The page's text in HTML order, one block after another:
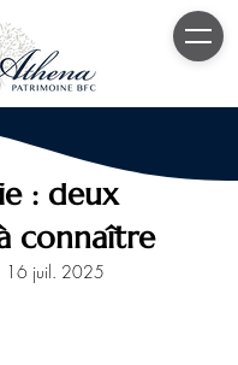
et
: deux
connaître
16 juil. 2025